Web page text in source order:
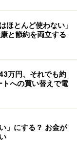
ほとんど使わない」
と節約を両立する
万円、それでも約
への買い替えで電
」にする？ お金が